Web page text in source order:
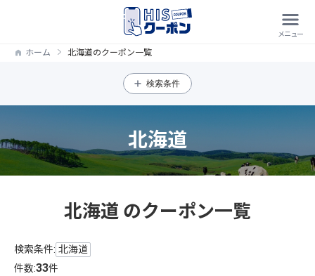
ホーム 北海道のクーポン一覧
検索条件
北海道
北海道 のクーポン一覧
検索条件: 北海道
件数:33件